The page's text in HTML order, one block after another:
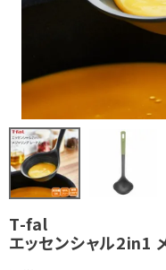
T-fal
エッセンシャル2in1